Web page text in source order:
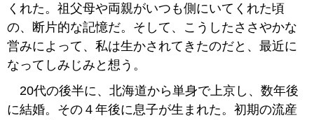
くれた。祖父母や両親がいつも側にいてくれた頃
の、断片的な記憶だ。そして、こうしたささやかな
営みによって、私は生かされてきたのだと、最近に
なってしみじみと想う。
20代の後半に、北海道から単身で上京し、数年後
に結婚。その４年後に息子が生まれた。初期の流産